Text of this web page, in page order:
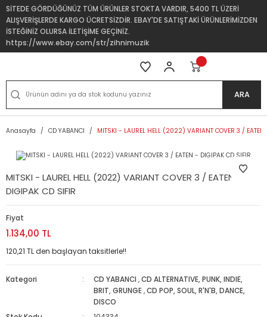
SİTEDE GÖRDÜĞÜNÜZ TÜM ÜRÜNLER STOKTA VARDIR, 5400 TL ÜZERİ
ALIŞVERİŞLERDE KARGO ÜCRETSİZDİR. EBAY'DE SATIŞTAKİ ÜRÜNLERİMİZDEN
İSTEĞİNİZ OLURSA İLETİŞİME GEÇİNİZ.
https://www.ebay.com/str/zihnimuzik
ARA
Anasayfa CD YABANCI MITSKI - LAUREL HELL (2022) VARIANT COVER 3 /
MITSKI - LAUREL HELL (2022) VARIANT COVER 3 / EATEN -
DIGIPAK CD SIFIR
Fiyat
1.134,00 TL
120,21 TL den başlayan taksitlerle!!
Kategori CD YABANCI ,CD ALTERNATIVE, PUNK, INDIE,
BRIT, GRUNGE ,CD POP, SOUL, R'N'B, DANCE,
DISCO